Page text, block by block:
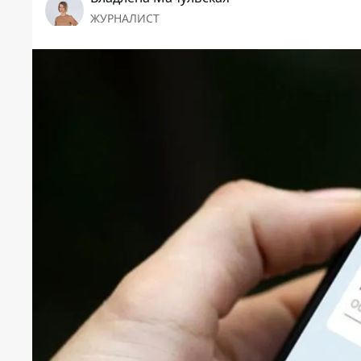
ЖУРНАЛИСТ